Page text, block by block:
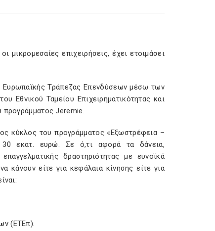
μικρομεσαίες επιχειρήσεις, έχει ετοιμάσει
Ευρωπαϊκής Τράπεζας Επενδύσεων μέσω των
Εθνικού Ταμείου Επιχειρηματικότητας και
Jeremie.
κύκλος του προγράμματος «Εξωστρέφεια –
30 εκατ. ευρώ. Σε ό,τι αφορά τα δάνεια,
δραστηριότητας με ευνοϊκά
κάνουν είτε για κεφάλαια κίνησης είτε για
(ΕΤΕπ).